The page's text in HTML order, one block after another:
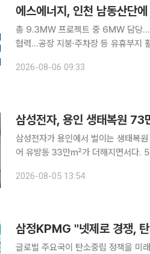
총 9.3MW 프로젝트 중 6MW 담당
협력…공장 지붕·주차장 등 유휴부지 활용 코스닥 상장 태양광 전문기업 에스에너지가
지는 한국산업단지공단이 전담하고
2026-08-06 09:33
삼성전자, 용인 생태복원
삼성전자가 용인에서 벌이는 생태복
어 유방동 33만㎡가 더해지면서다. 5일 이투데이 취재를 종합하면 삼성전자는 한강유역환경청, 한
시 처인구 유방동 일원 기후에너지
2026-08-05 13:54
삼정KPMG "넷제로 경쟁,
글로벌 주요국이 탄소중립 정책을 미